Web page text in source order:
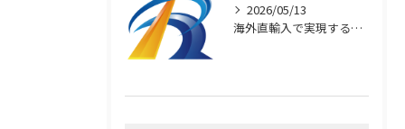
2026/05/13
海外直輸入で実現するブランド品の高品質と安さ